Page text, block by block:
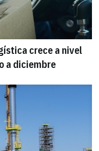
crece a nivel
a diciembre